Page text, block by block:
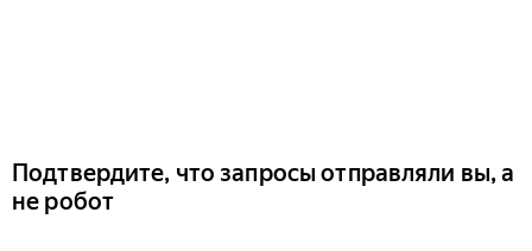
Подтвердите, что запросы отправляли вы, а
не робот